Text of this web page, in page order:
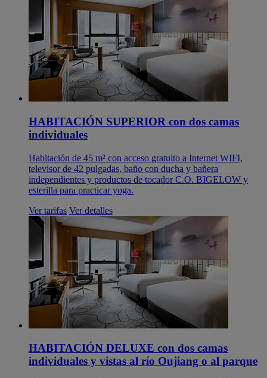
HABITACIÓN SUPERIOR con dos camas
individuales
Habitación de 45 m² con acceso gratuito a Internet WIFI,
televisor de 42 pulgadas, baño con ducha y bañera
independientes y productos de tocador C.O. BIGELOW y
esterilla para practicar yoga.
Ver tarifas Ver detalles
HABITACIÓN DELUXE con dos camas
individuales y vistas al río Oujiang o al parque